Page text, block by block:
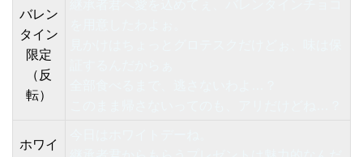
バレン
タイン
限定
（反
転）
ホワイ